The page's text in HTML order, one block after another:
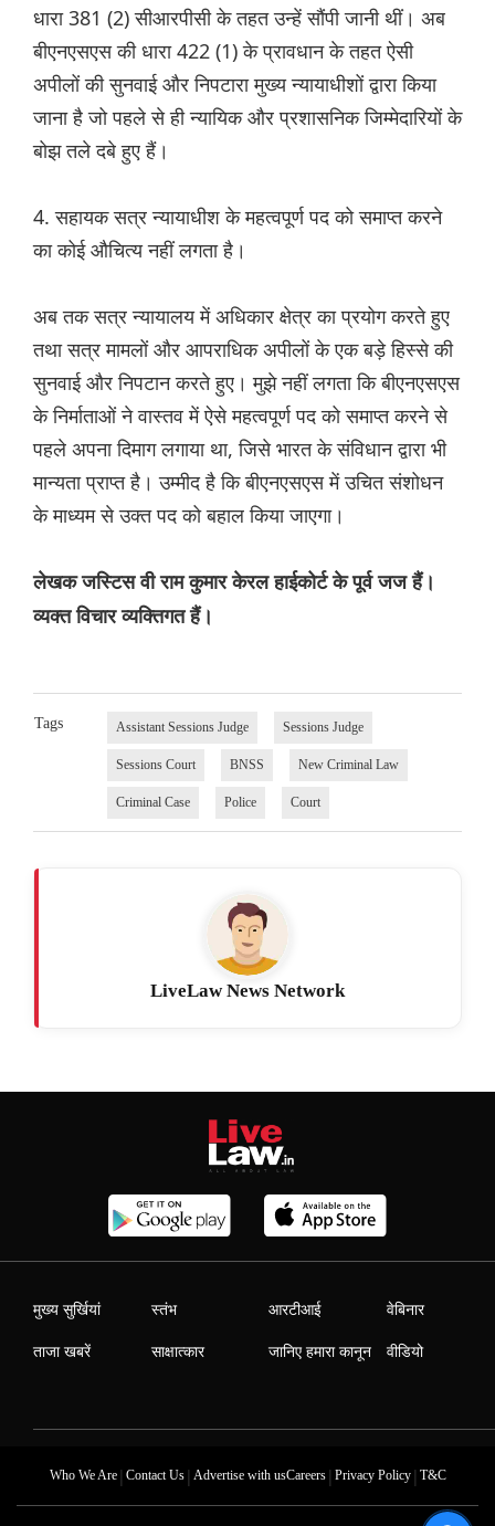
धारा 381 (2) सीआरपीसी के तहत उन्हें सौंपी जानी थीं। अब
बीएनएसएस की धारा 422 (1) के प्रावधान के तहत ऐसी
अपीलों की सुनवाई और निपटारा मुख्य न्यायाधीशों द्वारा किया
जाना है जो पहले से ही न्यायिक और प्रशासनिक जिम्मेदारियों के
बोझ तले दबे हुए हैं।
4. सहायक सत्र न्यायाधीश के महत्वपूर्ण पद को समाप्त करने
का कोई औचित्य नहीं लगता है।
अब तक सत्र न्यायालय में अधिकार क्षेत्र का प्रयोग करते हुए
तथा सत्र मामलों और आपराधिक अपीलों के एक बड़े हिस्से की
सुनवाई और निपटान करते हुए। मुझे नहीं लगता कि बीएनएसएस
के निर्माताओं ने वास्तव में ऐसे महत्वपूर्ण पद को समाप्त करने से
पहले अपना दिमाग लगाया था, जिसे भारत के संविधान द्वारा भी
मान्यता प्राप्त है। उम्मीद है कि बीएनएसएस में उचित संशोधन
के माध्यम से उक्त पद को बहाल किया जाएगा।
लेखक जस्टिस वी राम कुमार केरल हाईकोर्ट के पूर्व जज हैं।
व्यक्त विचार व्यक्तिगत हैं।
Tags Assistant Sessions Judge Sessions Judge
Sessions Court BNSS New Criminal Law
Criminal Case Police Court
LiveLaw News Network
मुख्य सुर्खियां
ताजा खबरें
स्तंभ
साक्षात्कार
आरटीआई
जानिए हमारा कानून
वेबिनार
वीडियो
Who We Are| Contact Us| Advertise with usCareers| Privacy Policy| T&C